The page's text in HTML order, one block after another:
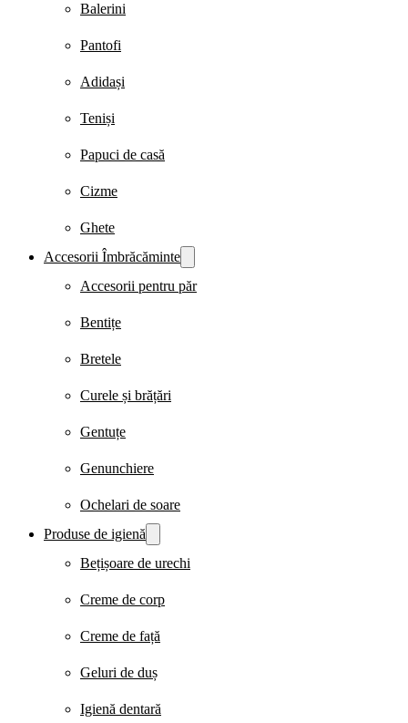
Balerini
Pantofi
Adidași
Teniși
Papuci de casă
Cizme
Ghete
Accesorii Îmbrăcăminte
Accesorii pentru păr
Bentițe
Bretele
Curele și brățări
Gentuțe
Genunchiere
Ochelari de soare
Produse de igienă
Bețișoare de urechi
Creme de corp
Creme de față
Geluri de duș
Igienă dentară